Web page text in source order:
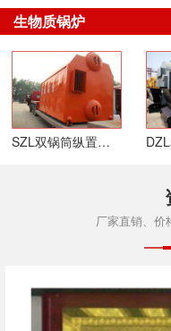
生物质锅炉
SZL双锅筒纵置式链条炉排生物质锅炉
厂家直销、价